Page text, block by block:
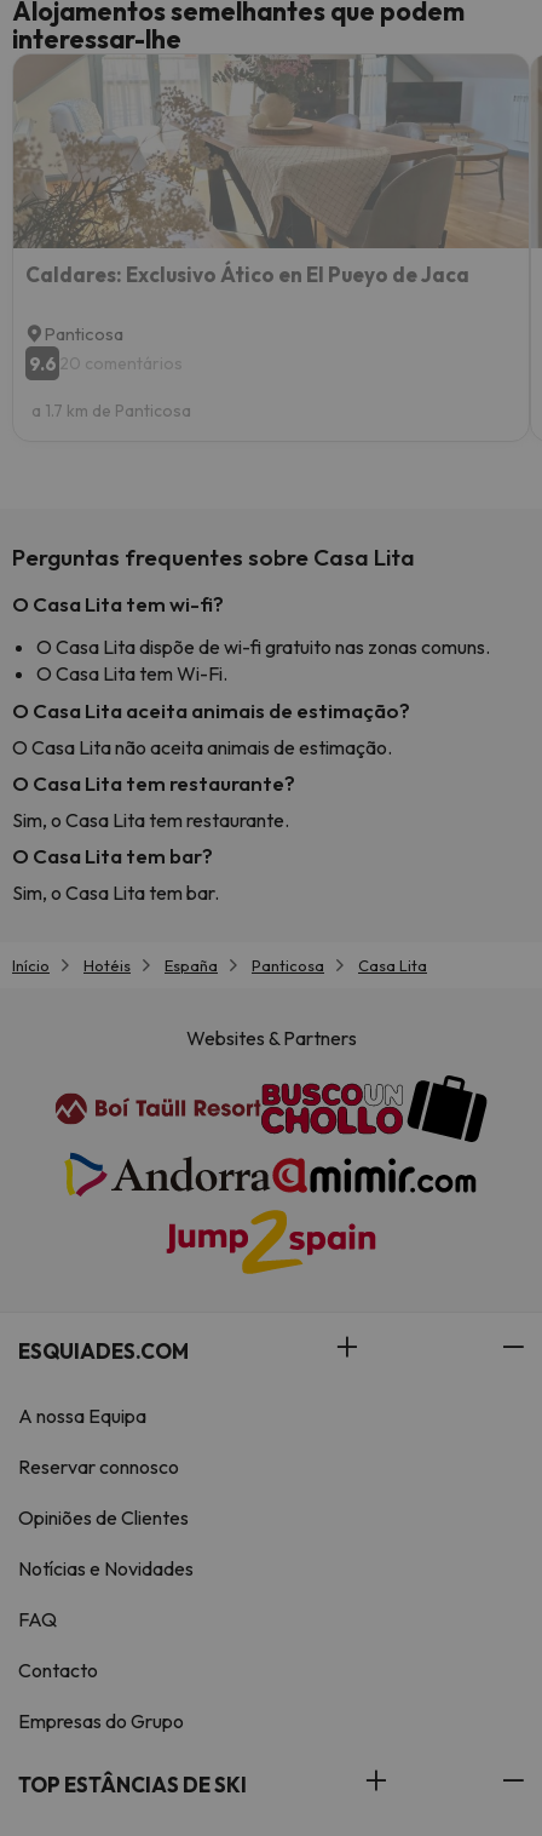
Alojamentos semelhantes que podem
interessar-lhe
Caldares: Exclusivo Ático en El Pueyo de Jaca
Panticosa
9.6 20 comentários
a 1.7 km de Panticosa
Perguntas frequentes sobre Casa Lita
O Casa Lita tem wi-fi?
O Casa Lita dispõe de wi-fi gratuito nas zonas comuns.
O Casa Lita tem Wi-Fi.
O Casa Lita aceita animais de estimação?
O Casa Lita não aceita animais de estimação.
O Casa Lita tem restaurante?
Sim, o Casa Lita tem restaurante.
O Casa Lita tem bar?
Sim, o Casa Lita tem bar.
Início Hotéis España Panticosa Casa Lita
Websites & Partners
ESQUIADES.COM
A nossa Equipa
Reservar connosco
Opiniões de Clientes
Notícias e Novidades
FAQ
Contacto
Empresas do Grupo
TOP ESTÂNCIAS DE SKI